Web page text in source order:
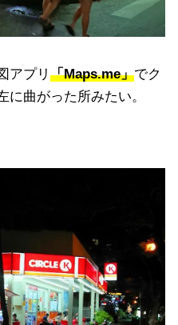
アプリ 「Maps.me」でク
に曲がった所みたい。